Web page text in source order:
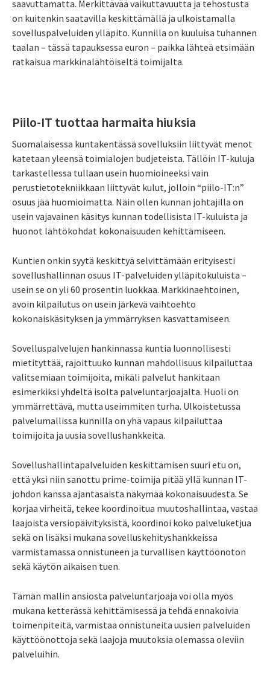
saavuttamatta. Merkittävää vaikuttavuutta ja tehostusta
on kuitenkin saatavilla keskittämällä ja ulkoistamalla
sovelluspalveluiden ylläpito. Kunnilla on kuuluisa tuhannen
taalan – tässä tapauksessa euron – paikka lähteä etsimään
ratkaisua markkinalähtöiseltä toimijalta.
Piilo-IT tuottaa harmaita hiuksia
Suomalaisessa kuntakentässä sovelluksiin liittyvät menot
katetaan yleensä toimialojen budjeteista. Tällöin IT-kuluja
tarkastellessa tullaan usein huomioineeksi vain
perustietotekniikkaan liittyvät kulut, jolloin “piilo-IT:n”
osuus jää huomioimatta. Näin ollen kunnan johtajilla on
usein vajavainen käsitys kunnan todellisista IT-kuluista ja
huonot lähtökohdat kokonaisuuden kehittämiseen.
Kuntien onkin syytä keskittyä selvittämään erityisesti
sovellushallinnan osuus IT-palveluiden ylläpitokuluista –
usein se on yli 60 prosentin luokkaa. Markkinaehtoinen,
avoin kilpailutus on usein järkevä vaihtoehto
kokonaiskäsityksen ja ymmärryksen kasvattamiseen.
Sovelluspalvelujen hankinnassa kuntia luonnollisesti
mietityttää, rajoittuuko kunnan mahdollisuus kilpailuttaa
valitsemiaan toimijoita, mikäli palvelut hankitaan
esimerkiksi yhdeltä isolta palveluntarjoajalta. Huoli on
ymmärrettävä, mutta useimmiten turha. Ulkoistetussa
palvelumallissa kunnilla on yhä vapaus kilpailuttaa
toimijoita ja uusia sovellushankkeita.
Sovellushallintapalveluiden keskittämisen suuri etu on,
että yksi niin sanottu prime-toimija pitää yllä kunnan IT-
johdon kanssa ajantasaista näkymää kokonaisuudesta. Se
korjaa virheitä, tekee koordinoitua muutoshallintaa, vastaa
laajoista versiopäivityksistä, koordinoi koko palveluketjua
sekä on lisäksi mukana sovelluskehityshankkeissa
varmistamassa onnistuneen ja turvallisen käyttöönoton
sekä käytön aikaisen tuen.
Tämän mallin ansiosta palveluntarjoaja voi olla myös
mukana ketterässä kehittämisessä ja tehdä ennakoivia
toimenpiteitä, varmistaa onnistuneita uusien palveluiden
käyttöönottoja sekä laajoja muutoksia olemassa oleviin
palveluihin.